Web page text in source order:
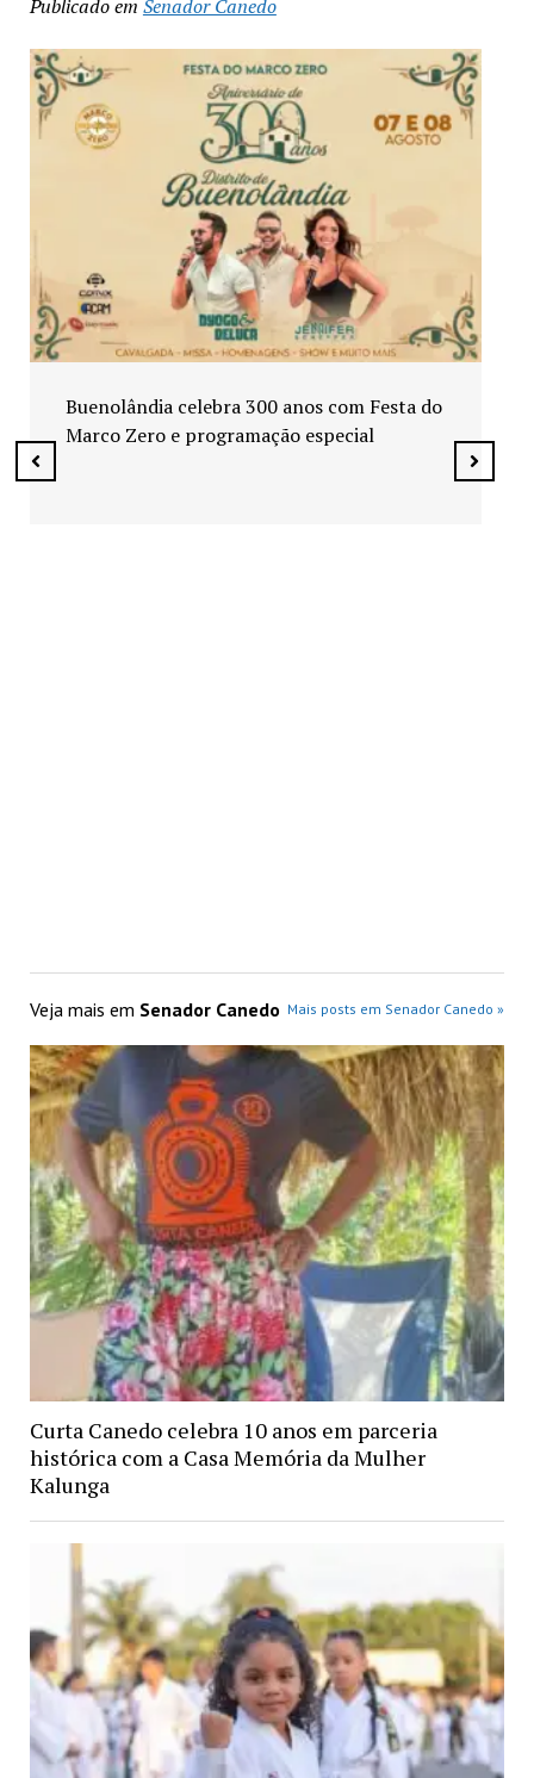
Publicado em Senador Canedo
Veja mais em Senador Canedo Mais posts em Senador Canedo »
Curta Canedo celebra 10 anos em parceria
histórica com a Casa Memória da Mulher
Kalunga